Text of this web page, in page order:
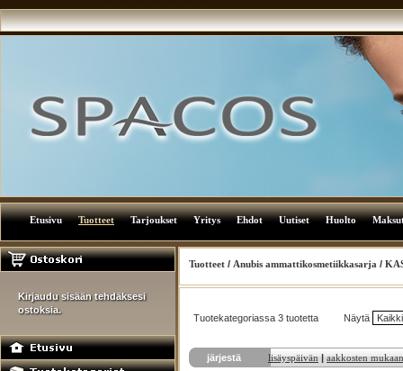
Etusivu Tuotteet Tarjoukset Yritys Ehdot Uutiset Huolto
Kirjaudu sisään tehdäksesi
ostoksia.
Tuotteet / Anubis ammattikosmetiikkasarja /
Tuotekategoriassa 3 tuotetta Näytä
järjestä lisäyspäivän | aakkosten mukaan